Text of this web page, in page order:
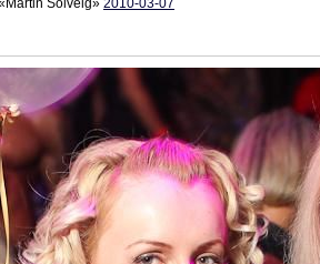
Solveig» 2010-03-07